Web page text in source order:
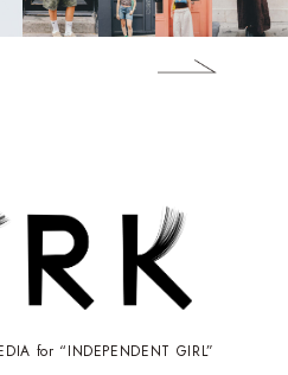
for “INDEPENDENT GIRL”